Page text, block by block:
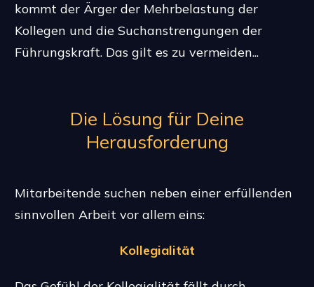
kommt der Ärger der Mehrbelastung der
Kollegen und die Suchanstrengungen der
Führungskraft. Das gilt es zu vermeiden...
Die Lösung für Deine
Herausforderung
Mitarbeitende suchen neben einer erfüllenden
sinnvollen Arbeit vor allem eins:
Kollegialität